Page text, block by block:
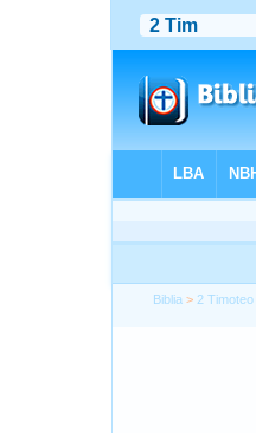
Biblia > 2 Timoteo